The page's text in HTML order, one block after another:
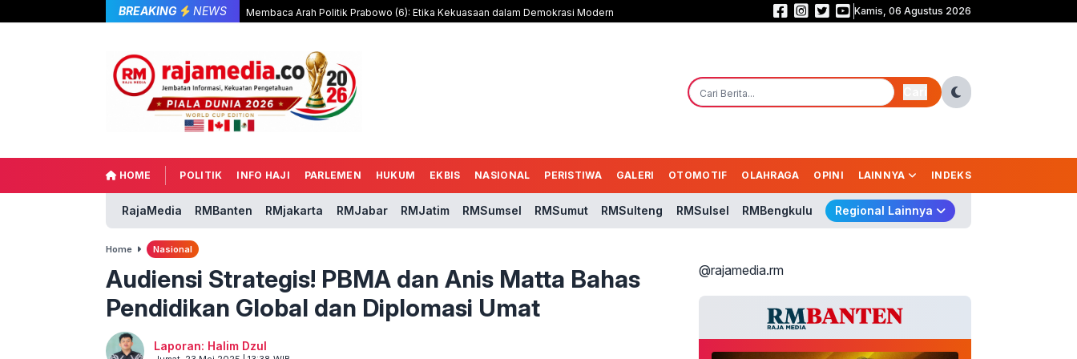
BREAKING NEWS Membaca Arah Politik Prabowo (6): Etika Kekuasaan dalam Demokrasi Modern Komisi I DPR Desak Putus Aliran Dana Judi Online! Nico: Jangan Cuma
Kamis, 06 Agustus 2026
HOME POLITIK INFO HAJI PARLEMEN HUKUM EKBIS NASIONAL PERISTIWA GALERI OTOMOTIF OLAHRAGA OPINI LAINNYA INDEKS
RajaMedia RMBanten RMjakarta RMJabar RMJatim RMSumsel RMSumut RMSulteng RMSulsel RMBengkulu Regional Lainnya
Home Nasional
Audiensi Strategis! PBMA dan Anis Matta Bahas
Pendidikan Global dan Diplomasi Umat
Laporan: Halim Dzul
@rajamedia.rm